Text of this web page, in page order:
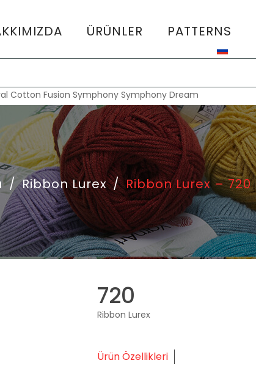
ÜRÜNLER PATTERNS
Cotton Fusion Symphony Symphony Dream
/ Ribbon Lurex / Ribbon Lurex – 720
720
Ribbon Lurex
Ürün Özellikleri